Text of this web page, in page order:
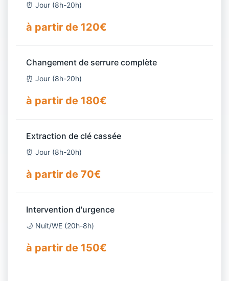
⏰ Jour (8h-20h)
à partir de 120€
Changement de serrure complète
⏰ Jour (8h-20h)
à partir de 180€
Extraction de clé cassée
⏰ Jour (8h-20h)
à partir de 70€
Intervention d'urgence
🌙 Nuit/WE (20h-8h)
à partir de 150€